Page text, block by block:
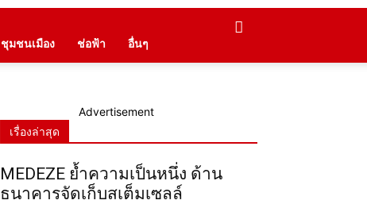
ชุมชนเมือง ช่อฟ้า อื่นๆ
Advertisement
เรื่องล่าสุด
MEDEZE ย้ำความเป็นหนึ่ง ด้าน
ธนาคารจัดเก็บสเต็มเซลล์